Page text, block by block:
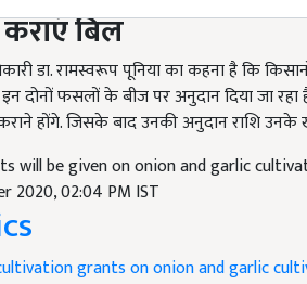
कराएंबिल
डा. रामस्वरूप पूनिया का कहना है कि
इन दोनों फसलों के बीज पर अनुदान दिया जा
होंगे. जिसके बाद उनकी अनुदान राशि उनके
will be given on onion and garlic
2020, 02:04 PM IST
grants on onion and garlic